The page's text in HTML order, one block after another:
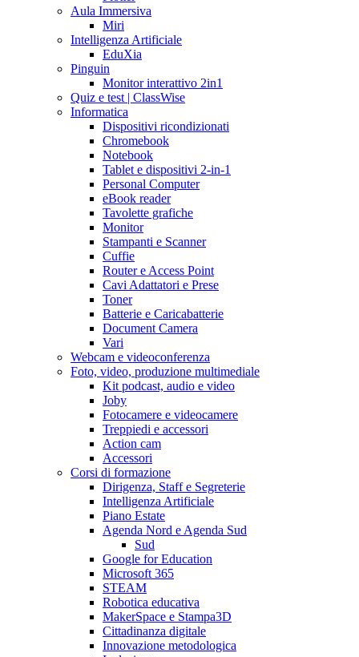
Aula Immersiva
Miri
Intelligenza Artificiale
EduXia
Pinguin
Monitor interattivo 2in1
Quiz e test | ClassWise
Informatica
Dispositivi ricondizionati
Chromebook
Notebook
Tablet e dispositivi 2-in-1
Personal Computer
eBook reader
Tavolette grafiche
Monitor
Stampanti e Scanner
Cuffie
Router e Access Point
Cavi Adattatori e Prese
Toner
Batterie e Caricabatterie
Document Camera
Vari
Webcam e videoconferenza
Foto, video, produzione multimediale
Kit podcast, audio e video
Joby
Fotocamere e videocamere
Treppiedi e accessori
Action cam
Accessori
Corsi di formazione
Dirigenza, Staff e Segreterie
Intelligenza Artificiale
Piano Estate
Agenda Nord e Agenda Sud
Sud
Google for Education
Microsoft 365
STEAM
Robotica educativa
MakerSpace e Stampa3D
Cittadinanza digitale
Innovazione metodologica